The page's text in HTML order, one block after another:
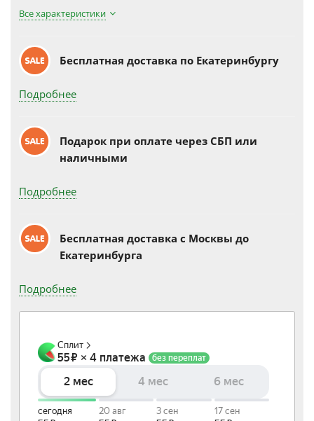
Все характеристики
Бесплатная доставка по Екатеринбургу
Подробнее
Подарок при оплате через СБП или
наличными
Подробнее
Бесплатная доставка c Москвы до
Екатеринбурга
Подробнее